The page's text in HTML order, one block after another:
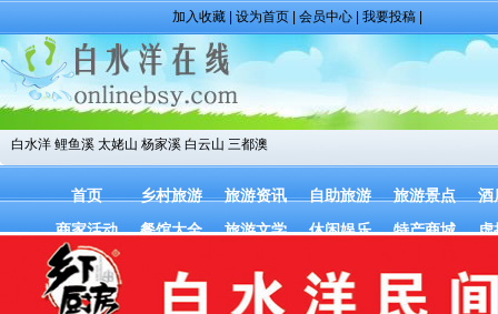
加入收藏 设为首页 会员中心 我要投稿
白水洋 鲤鱼溪 太姥山 杨家溪 白云山 三都澳
首页 乡村旅游 旅游资讯 自助旅游 旅游景点
酒
商家活动
餐馆大全 旅游文学 休闲娱乐 特产商城 虚